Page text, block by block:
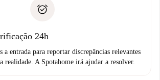
direto bancário
nenhum problema.
24h
a entrada para reportar discrepâncias relevantes
realidade. A Spotahome irá ajudar a resolver.